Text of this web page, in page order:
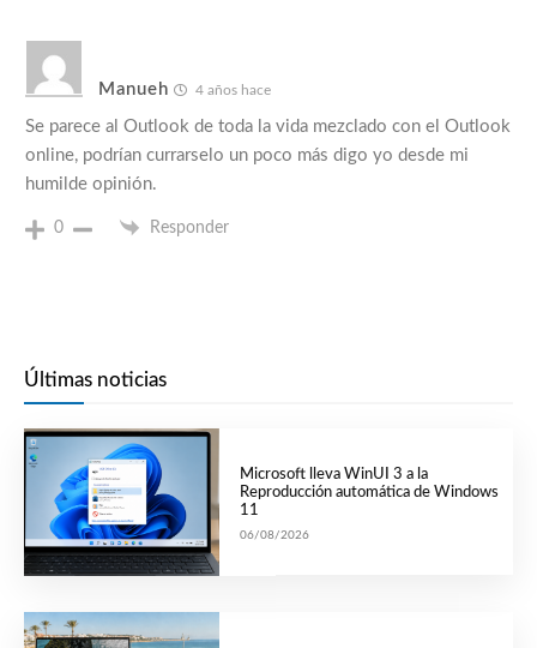
Manueh 4 años hace
Se parece al Outlook de toda la vida mezclado con el Outlook
online, podrían currarselo un poco más digo yo desde mi
humilde opinión.
0 Responder
Últimas noticias
Microsoft lleva WinUI 3 a la
Reproducción automática de Windows
11
06/08/2026